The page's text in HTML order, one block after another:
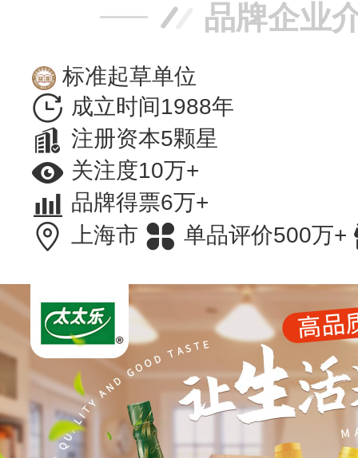
品牌企业
标准起草单位
成立时间1988年
注册资本5颗星
关注度10万+
品牌得票6万+
上海市
单品评价500万+